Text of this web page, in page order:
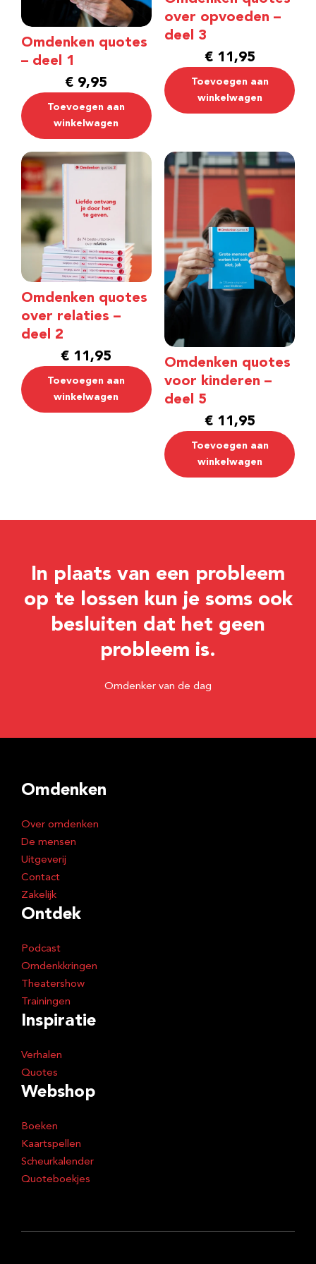
Omdenken quotes
– deel 1
€ 9,95
Toevoegen aan
winkelwagen
over opvoeden –
deel 3
€11,95
Toevoegen aan
winkelwagen
Omdenken quotes
over relaties –
deel 2
€ 11,95
Toevoegen aan
winkelwagen
Omdenken quotes
voor kinderen –
deel 5
€11,95
Toevoegen aan
winkelwagen
In plaats van een probleem
op te lossen kun je soms ook
besluiten dat het geen
probleem is.
Omdenker van de dag
Omdenken
Over omdenken
De mensen
Uitgeverij
Contact
Zakelijk
Ontdek
Podcast
Omdenkkringen
Theatershow
Trainingen
Inspiratie
Verhalen
Quotes
Webshop
Boeken
Kaartspellen
Scheurkalender
Quoteboekjes